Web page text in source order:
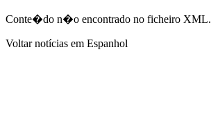
Conte�do n�o encontrado no ficheiro XML.
Voltar notícias em Espanhol